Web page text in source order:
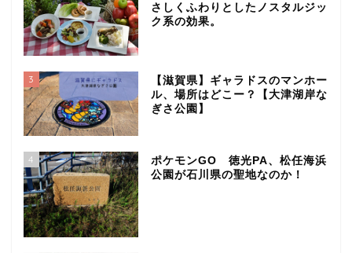
さしくふわりとしたノスタルジッ
ク系の効果。
3
【滋賀県】ギャラドスのマンホー
ル、場所はどこー？【大津湖岸な
ぎさ公園】
4
ポケモンGO 徳光PA、松任海浜
公園が石川県の聖地なのか！